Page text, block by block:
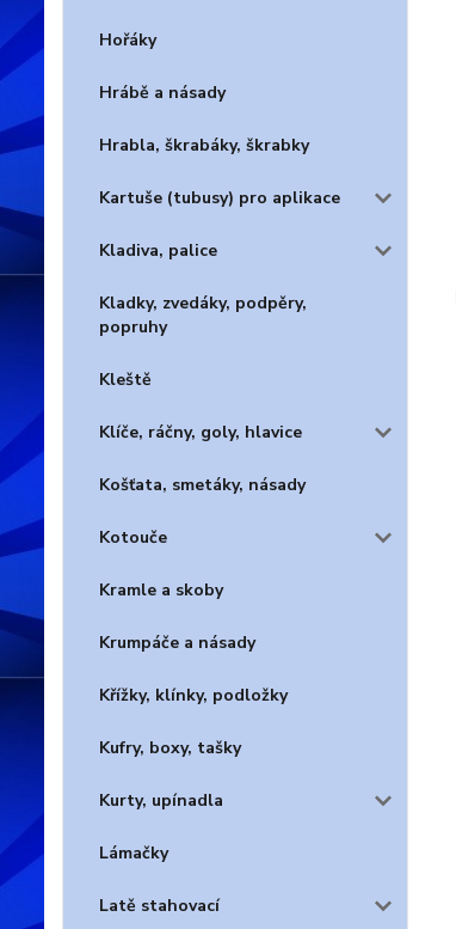
Hořáky
Hrábě a násady
Hrabla, škrabáky, škrabky
Kartuše (tubusy) pro aplikace
Kladiva, palice
Kladky, zvedáky, podpěry,
popruhy
Kleště
Klíče, ráčny, goly, hlavice
Košťata, smetáky, násady
Kotouče
Kramle a skoby
Krumpáče a násady
Křížky, klínky, podložky
Kufry, boxy, tašky
Kurty, upínadla
Lámačky
Latě stahovací